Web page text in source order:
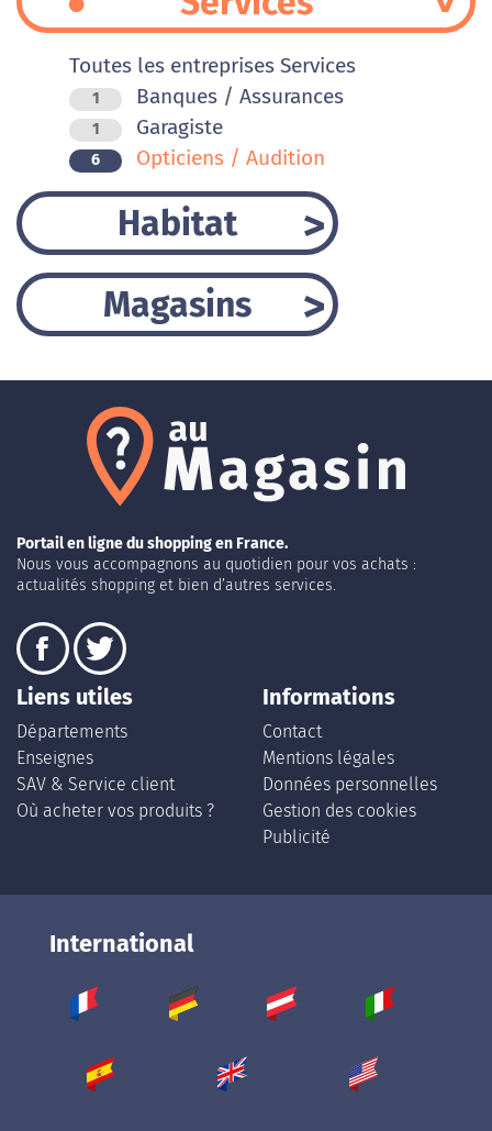
Toutes les entreprises Services
1 Banques / Assurances
1 Garagiste
6 Opticiens / Audition
Habitat
Magasins
Portail en ligne du shopping en France.
Nous vous accompagnons au quotidien pour vos achats :
actualités shopping et bien d’autres services.
Liens utiles
Départements
Enseignes
SAV & Service client
Où acheter vos produits ?
Informations
Contact
Mentions légales
Données personnelles
Gestion des cookies
Publicité
International